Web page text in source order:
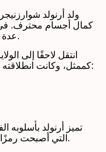
كمال أجسام محترف.
عدة مرات، مما فتح له أبواب الشهرة العالمية.
انتقل لاحقًا إلى
كممثل، وكانت انطلاقته الحقيقية في هوليوود من خلال أفلام مثل:
تميز أرنولد بأسلوبه
التي أصبحت رمزًا لأفلام الحركة في الثمانينات والتسعينات.